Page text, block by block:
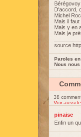
D'accord,
Michel
Mais il
Mais y en
Mais je
source
Paroles
Nous
38
Voir aussi
pinaise
Enfin un